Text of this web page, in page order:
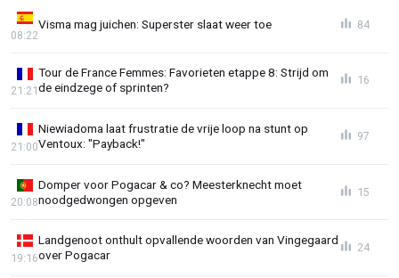
Visma mag juichen: Superster slaat weer toe
08:22
84
Tour de France Femmes: Favorieten etappe 8: Strijd om
de eindzege of sprinten?
21:21
16
Niewiadoma laat frustratie de vrije loop na stunt op
Ventoux: "Payback!"
21:00
97
Domper voor Pogacar & co? Meesterknecht moet
noodgedwongen opgeven
20:08
15
Landgenoot onthult opvallende woorden van Vingegaard
over Pogacar
19:16
24